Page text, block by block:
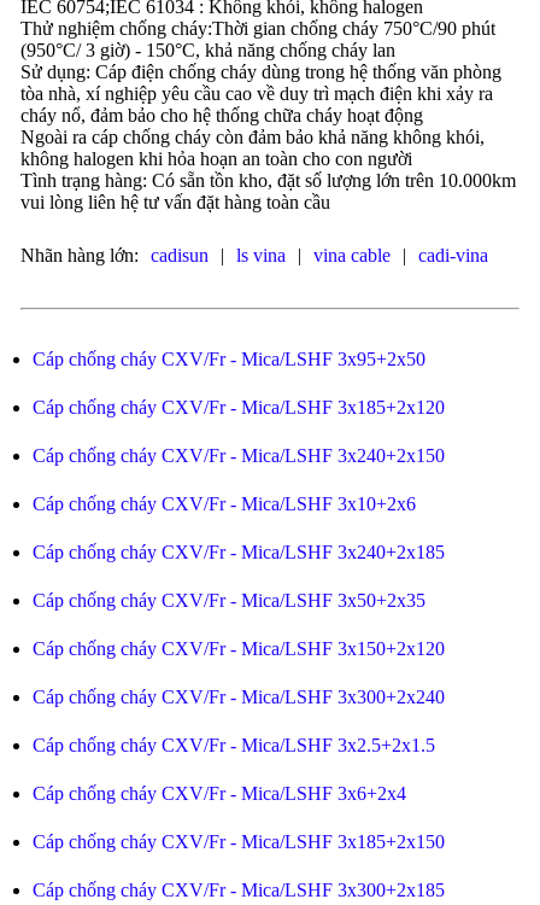
IEC 60754;IEC 61034 : Không khói, không halogen
Thử nghiệm chống cháy:Thời gian chống cháy 750°C/90 phút
(950°C/ 3 giờ) - 150°C, khả năng chống cháy lan
Sử dụng: Cáp điện chống cháy dùng trong hệ thống văn phòng
tòa nhà, xí nghiệp yêu cầu cao về duy trì mạch điện khi xảy ra
cháy nổ, đảm bảo cho hệ thống chữa cháy hoạt động
Ngoài ra cáp chống cháy còn đảm bảo khả năng không khói,
không halogen khi hỏa hoạn an toàn cho con người
Tình trạng hàng: Có sẵn tồn kho, đặt số lượng lớn trên 10.000km
vui lòng liên hệ tư vấn đặt hàng toàn cầu
Nhãn hàng lớn: cadisun | ls vina | vina cable | cadi-vina
Cáp chống cháy CXV/Fr - Mica/LSHF 3x95+2x50
Cáp chống cháy CXV/Fr - Mica/LSHF 3x185+2x120
Cáp chống cháy CXV/Fr - Mica/LSHF 3x240+2x150
Cáp chống cháy CXV/Fr - Mica/LSHF 3x10+2x6
Cáp chống cháy CXV/Fr - Mica/LSHF 3x240+2x185
Cáp chống cháy CXV/Fr - Mica/LSHF 3x50+2x35
Cáp chống cháy CXV/Fr - Mica/LSHF 3x150+2x120
Cáp chống cháy CXV/Fr - Mica/LSHF 3x300+2x240
Cáp chống cháy CXV/Fr - Mica/LSHF 3x2.5+2x1.5
Cáp chống cháy CXV/Fr - Mica/LSHF 3x6+2x4
Cáp chống cháy CXV/Fr - Mica/LSHF 3x185+2x150
Cáp chống cháy CXV/Fr - Mica/LSHF 3x300+2x185